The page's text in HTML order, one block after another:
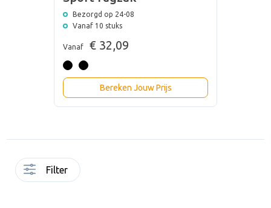
Bezorgd op 24-08
Vanaf 10 stuks
Vanaf € 32,09
Bereken Jouw Prijs
Filter